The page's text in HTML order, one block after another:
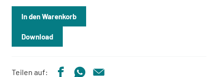
In den Warenkorb
Download
Teilen auf: